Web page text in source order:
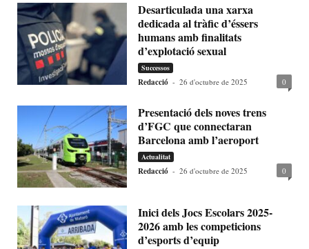
Desarticulada una xarxa
dedicada al tràfic d’éssers
humans amb finalitats
d’explotació sexual
Successos
Redacció - 26 d'octubre de 2025 0
Presentació dels noves trens
d’FGC que connectaran
Barcelona amb l’aeroport
Actualitat
Redacció - 26 d'octubre de 2025 0
Inici dels Jocs Escolars 2025-
2026 amb les competicions
d’esports d’equip